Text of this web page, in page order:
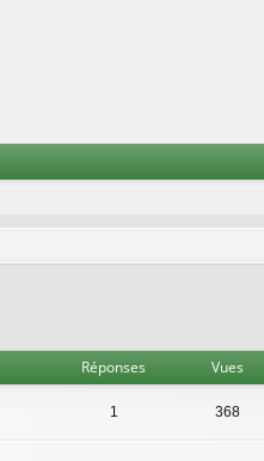
Réponses Vues
1 368